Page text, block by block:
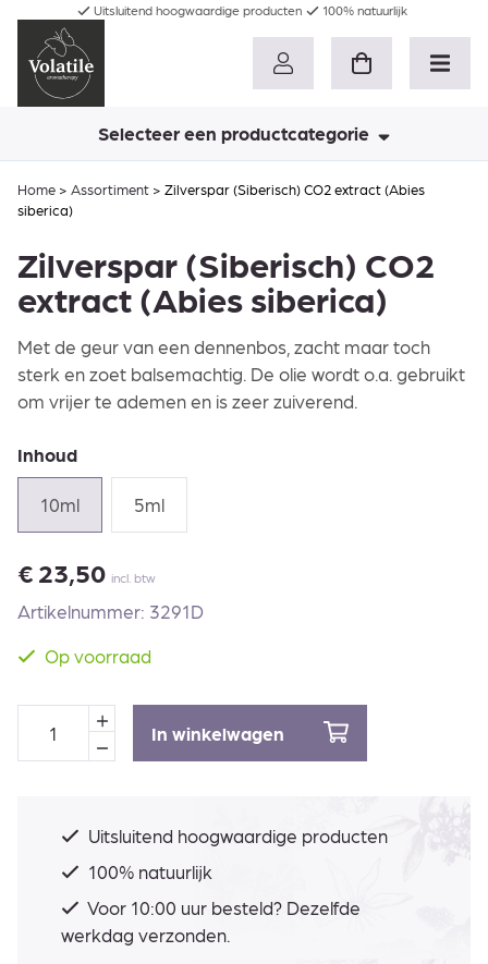
Uitsluitend hoogwaardige producten 100% natuurlijk
Selecteer een productcategorie
Home > Assortiment > Zilverspar (Siberisch) CO2 extract (Abies
siberica)
Zilverspar (Siberisch) CO2
extract (Abies siberica)
Met de geur van een dennenbos, zacht maar toch
sterk en zoet balsemachtig. De olie wordt o.a. gebruikt
om vrijer te ademen en is zeer zuiverend.
Inhoud
10ml 5ml
€ 23,50 incl. btw
Artikelnummer: 3291D
Op voorraad
In winkelwagen
Uitsluitend hoogwaardige producten
100% natuurlijk
Voor 10:00 uur besteld? Dezelfde
werkdag verzonden.